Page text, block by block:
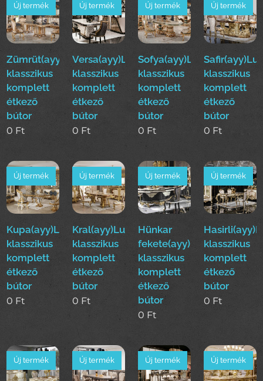
Zümrüt(ayy)Luxus
klasszikus
komplett
étkező
bútor
Új termék
0 Ft
Versa(ayy)Luxus
klasszikus
komplett
étkező
bútor
Új termék
0 Ft
Sofya(ayy)Luxus
klasszikus
komplett
étkező
bútor
Új termék
0 Ft
klasszikus
komplett
étkező
bútor
Új termék
0 Ft
Kupa(ayy)Luxus
klasszikus
komplett
étkező
bútor
Új termék
0 Ft
Kral(ayy)Luxus
klasszikus
komplett
étkező
bútor
Új termék
0 Ft
Hünkar
fekete(ayy)Luxus
klasszikus
komplett
étkező
bútor
Új termék
0 Ft
klasszikus
komplett
étkező
bútor
Új termék
0 Ft
Új termék Új termék Új termék Új termék